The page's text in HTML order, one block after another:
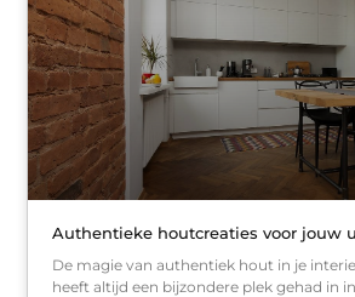
Authentieke houtcreaties voor jouw
De magie van authentiek hout in je
heeft altijd een bijzondere plek gehad in